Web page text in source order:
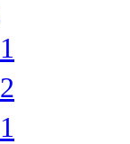
1
2
1